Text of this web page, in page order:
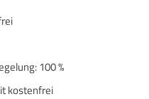
100 %
kostenfrei